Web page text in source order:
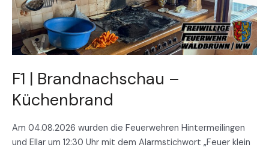
F1 | Brandnachschau –
Küchenbrand
Am 04.08.2026 wurden die Feuerwehren Hintermeilingen
und Ellar um 12:30 Uhr mit dem Alarmstichwort „Feuer klein